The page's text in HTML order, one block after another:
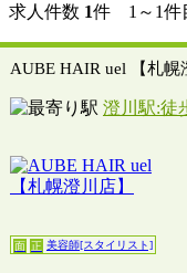
求人件数 1件 1～1件
AUBE HAIR uel 【札幌
澄川駅:徒
面 正 美容師[スタイリスト]